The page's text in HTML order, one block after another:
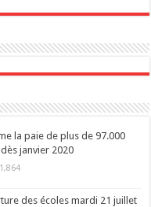
la paie de plus de 97.000
janvier 2020
des écoles mardi 21 juillet